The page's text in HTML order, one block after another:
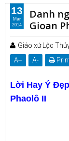
Châm ngôn công
Danh ngôn của
Danh
Gioan
Giáo xứ Lộc
A+ A-
Lời Hay Ý
Phaolô II
13
Mar
2014